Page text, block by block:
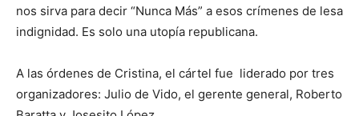
nos sirva para decir “Nunca Más” a esos crímenes de lesa
indignidad. Es solo una utopía republicana.
A las órdenes de Cristina, el cártel fue liderado por tres
organizadores: Julio de Vido, el gerente general, Roberto